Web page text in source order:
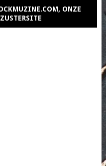
ONZE